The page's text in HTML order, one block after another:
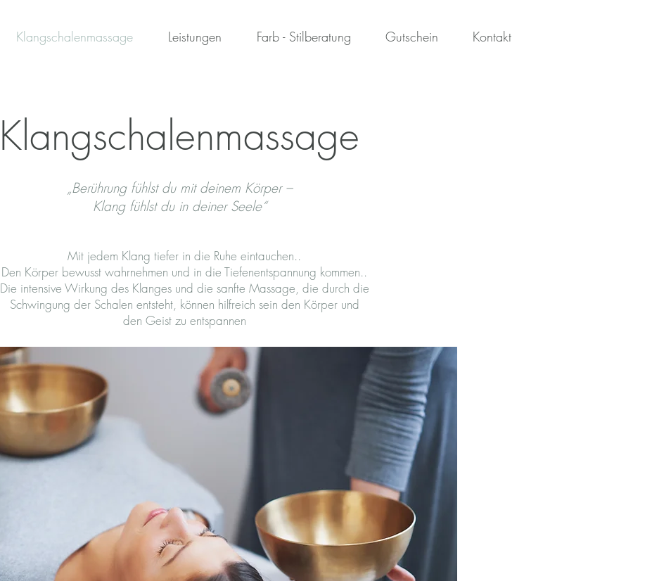
Klangschalenmassage Leistungen Farb - Stilberatung Gutschein Kontakt
Klangschalenmassage
Mit jedem Klang tiefer in die Ruhe eintauchen..
Den Körper bewusst wahrnehmen und in die Tiefenentspannung kommen..
Die intensive Wirkung des Klanges und die sanfte Massage, die durch die
Schwingung der Schalen entsteht, können hilfreich sein den Körper und
den Geist zu entspannen
„Berührung fühlst du mit deinem Körper –
Klang fühlst du in deiner Seele“